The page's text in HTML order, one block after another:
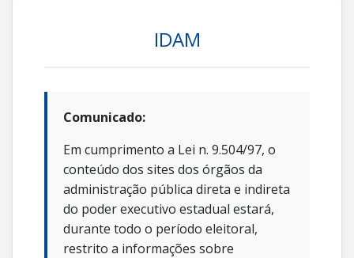
IDAM
Comunicado:
Em cumprimento a Lei n. 9.504/97, o
conteúdo dos sites dos órgãos da
administração pública direta e indireta
do poder executivo estadual estará,
durante todo o período eleitoral,
restrito a informações sobre